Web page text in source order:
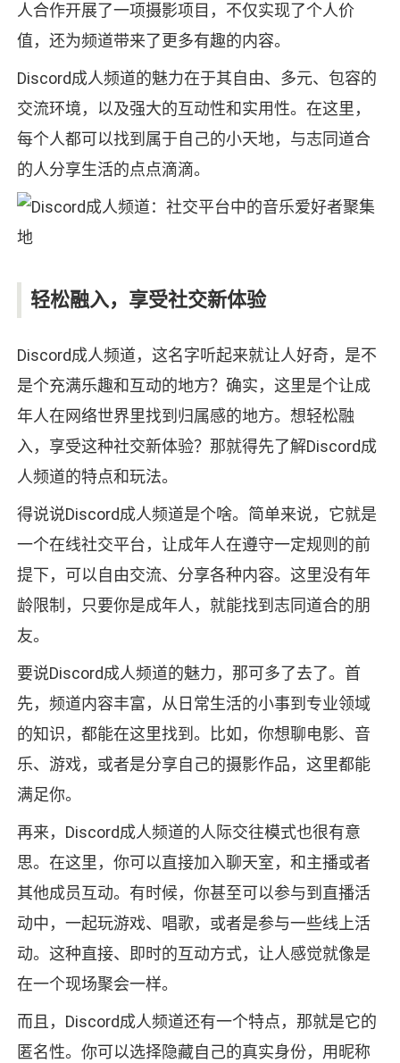
人合作开展了一项摄影项目，不仅实现了个人价
值，还为频道带来了更多有趣的内容。
Discord成人频道的魅力在于其自由、多元、包容的
交流环境，以及强大的互动性和实用性。在这里，
每个人都可以找到属于自己的小天地，与志同道合
的人分享生活的点点滴滴。
轻松融入，享受社交新体验
Discord成人频道，这名字听起来就让人好奇，是不
是个充满乐趣和互动的地方？确实，这里是个让成
年人在网络世界里找到归属感的地方。想轻松融
入，享受这种社交新体验？那就得先了解Discord成
人频道的特点和玩法。
得说说Discord成人频道是个啥。简单来说，它就是
一个在线社交平台，让成年人在遵守一定规则的前
提下，可以自由交流、分享各种内容。这里没有年
龄限制，只要你是成年人，就能找到志同道合的朋
友。
要说Discord成人频道的魅力，那可多了去了。首
先，频道内容丰富，从日常生活的小事到专业领域
的知识，都能在这里找到。比如，你想聊电影、音
乐、游戏，或者是分享自己的摄影作品，这里都能
满足你。
再来，Discord成人频道的人际交往模式也很有意
思。在这里，你可以直接加入聊天室，和主播或者
其他成员互动。有时候，你甚至可以参与到直播活
动中，一起玩游戏、唱歌，或者是参与一些线上活
动。这种直接、即时的互动方式，让人感觉就像是
在一个现场聚会一样。
而且，Discord成人频道还有一个特点，那就是它的
匿名性。你可以选择隐藏自己的真实身份，用昵称